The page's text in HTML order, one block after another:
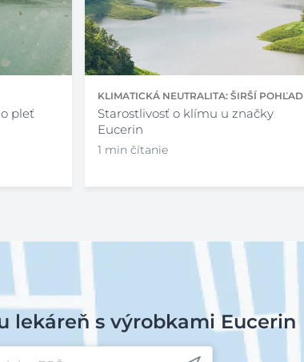
pleť
KLIMATICKÁ NEUTRALITA: ŠIRŠÍ POHĽAD
Starostlivosť o klímu u značky
Eucerin
1 min čítanie
lekáreň s výrobkami Eucerin